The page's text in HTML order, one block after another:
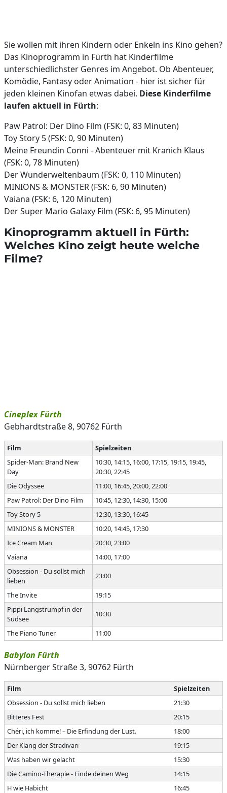
Sie wollen mit ihren Kindern oder Enkeln ins Kino gehen?
Das Kinoprogramm in Fürth hat Kinderfilme
unterschiedlichster Genres im Angebot. Ob Abenteuer,
Komödie, Fantasy oder Animation - hier ist sicher für
jeden kleinen Kinofan etwas dabei. Diese Kinderfilme
laufen aktuell in Fürth:
Paw Patrol: Der Dino Film (FSK: 0, 83 Minuten)
Toy Story 5 (FSK: 0, 90 Minuten)
Meine Freundin Conni - Abenteuer mit Kranich Klaus
(FSK: 0, 78 Minuten)
Der Wunderweltenbaum (FSK: 0, 110 Minuten)
MINIONS & MONSTER (FSK: 6, 90 Minuten)
Vaiana (FSK: 6, 120 Minuten)
Der Super Mario Galaxy Film (FSK: 6, 95 Minuten)
Kinoprogramm aktuell in Fürth:
Welches Kino zeigt heute welche
Filme?
Cineplex Fürth
Gebhardtstraße 8, 90762 Fürth
Film
Spielzeiten
Spider-Man: Brand New
Day
10:30, 14:15, 16:00, 17:15, 19:15, 19:45,
20:30, 22:45
Die Odyssee
11:00, 16:45, 20:00, 22:00
Paw Patrol: Der Dino Film
10:45, 12:30, 14:30, 15:00
Toy Story 5
12:30, 13:30, 16:45
MINIONS & MONSTER
10:20, 14:45, 17:30
Ice Cream Man
20:30, 23:00
Vaiana
14:00, 17:00
Obsession - Du sollst mich
lieben
23:00
The Invite
19:15
Pippi Langstrumpf in der
Südsee
10:30
The Piano Tuner 11:00
Babylon Fürth
Nürnberger Straße 3, 90762 Fürth
Film
Spielzeiten
Obsession - Du sollst mich lieben
21:30
Bitteres Fest
20:15
Chéri, ich komme! – Die Erfindung der Lust.
18:00
Der Klang der Stradivari
19:15
Was haben wir gelacht
15:30
Die Camino-Therapie - Finde deinen Weg
14:15
H wie Habicht
16:45